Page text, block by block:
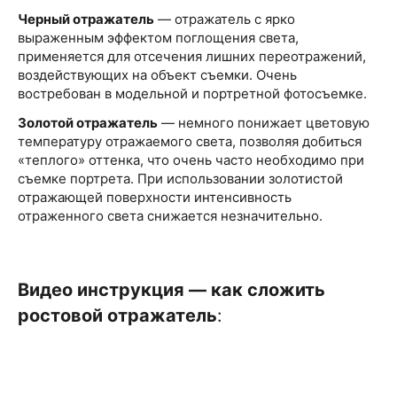
Черный отражатель — отражатель с ярко
выраженным эффектом поглощения света,
применяется для отсечения лишних переотражений,
воздействующих на объект съемки. Очень
востребован в модельной и портретной фотосъемке.
Золотой отражатель — немного понижает цветовую
температуру отражаемого света, позволяя добиться
«теплого» оттенка, что очень часто необходимо при
съемке портрета. При использовании золотистой
отражающей поверхности интенсивность
отраженного света снижается незначительно.
Видео инструкция — как сложить
ростовой отражатель: